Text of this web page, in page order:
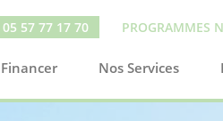
05 57 77 17 70 PROGRAMMES
Financer Nos Services